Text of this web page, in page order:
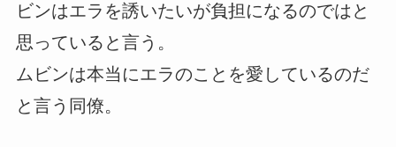
ビンはエラを誘いたいが負担になるのではと
思っていると言う。
ムビンは本当にエラのことを愛しているのだ
と言う同僚。